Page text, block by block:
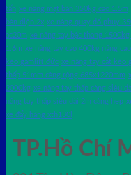
tấn xe nâng mặt bàn 350kg cao 1.5m
bàn điện 2x xe nâng quay đổ phuy
ac20m xe nâng tay bậc thang 1500kg
1.6m xe nâng tay cao 400kg nâng
kéo gamlift đức xe nâng tay cắt kéo
thấp 51mm càng rộng 685x1220mm
2000kg xe nâng tay thấp càng siêu
nâng tay thấp siêu dài 2m càng hẹp
xe đẩy hàng xth130l
TP.Hồ Chí